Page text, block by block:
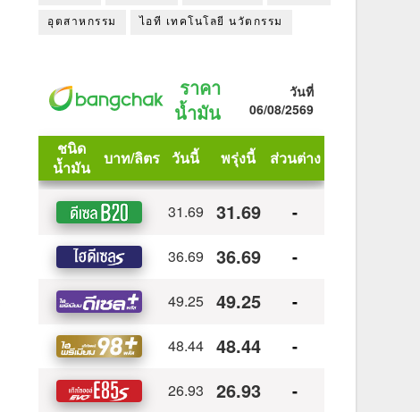
อุตสาหกรรม ไอที เทคโนโลยี นวัตกรรม